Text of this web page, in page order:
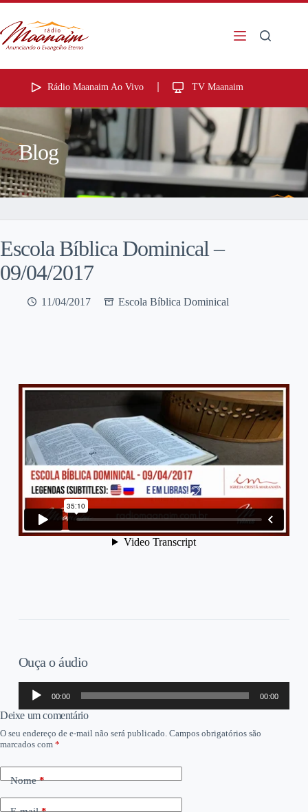
Rádio Maanaim Ao Vivo TV Maanaim
Blog
Escola Bíblica Dominical –
09/04/2017
11/04/2017 Escola Bíblica Dominical
Ouça o áudio
Tocador
áudio
00:00 00:00
Deixe um comentário
O seu endereço de e-mail não será publicado. Campos obrigatórios são
marcados com *
Nome*